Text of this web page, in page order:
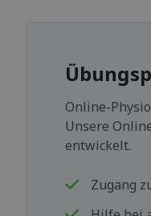
Online-
Unsere
entwickelt.
Zugang